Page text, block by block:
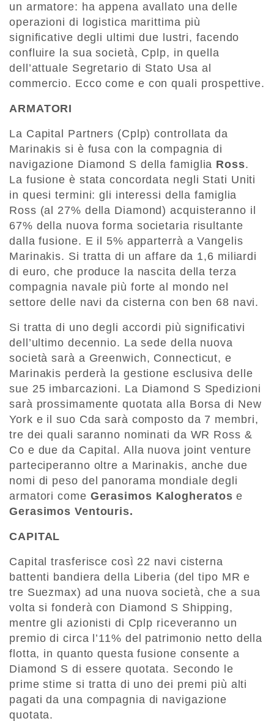
un armatore: ha appena avallato una delle
operazioni di logistica marittima più
significative degli ultimi due lustri, facendo
confluire la sua società, Cplp, in quella
dell’attuale Segretario di Stato Usa al
commercio. Ecco come e con quali prospettive.
ARMATORI
La Capital Partners (Cplp) controllata da
Marinakis si è fusa con la compagnia di
navigazione Diamond S della famiglia Ross.
La fusione è stata concordata negli Stati Uniti
in quesi termini: gli interessi della famiglia
Ross (al 27% della Diamond) acquisteranno il
67% della nuova forma societaria risultante
dalla fusione. E il 5% apparterrà a Vangelis
Marinakis. Si tratta di un affare da 1,6 miliardi
di euro, che produce la nascita della terza
compagnia navale più forte al mondo nel
settore delle navi da cisterna con ben 68 navi.
Si tratta di uno degli accordi più significativi
dell’ultimo decennio. La sede della nuova
società sarà a Greenwich, Connecticut, e
Marinakis perderà la gestione esclusiva delle
sue 25 imbarcazioni. La Diamond S Spedizioni
sarà prossimamente quotata alla Borsa di New
York e il suo Cda sarà composto da 7 membri,
tre dei quali saranno nominati da WR Ross &
Co e due da Capital. Alla nuova joint venture
parteciperanno oltre a Marinakis, anche due
nomi di peso del panorama mondiale degli
armatori come Gerasimos Kalogheratos e
Gerasimos Ventouris.
CAPITAL
Capital trasferisce così 22 navi cisterna
battenti bandiera della Liberia (del tipo MR e
tre Suezmax) ad una nuova società, che a sua
volta si fonderà con Diamond S Shipping,
mentre gli azionisti di Cplp riceveranno un
premio di circa l’11% del patrimonio netto della
flotta, in quanto questa fusione consente a
Diamond S di essere quotata. Secondo le
prime stime si tratta di uno dei premi più alti
pagati da una compagnia di navigazione
quotata.